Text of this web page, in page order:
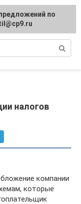
налогов
компании
которые
по